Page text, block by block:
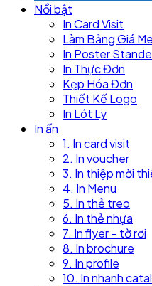
Nổi bật
In Card Visit
Làm Bảng Giá
In Poster
In Thực Đơn
Kẹp Hóa Đơn
Thiết Kế Logo
In Lót Ly
In ấn
1. In card visit
2. In voucher
3. In thiệp mời
4. In Menu
5. In thẻ treo
6. In thẻ nhựa
7. In flyer – tờ rơi
8. In brochure
9. In profile
10. In nhanh